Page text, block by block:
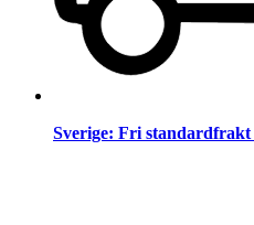
Sverige: Fri standardfrakt